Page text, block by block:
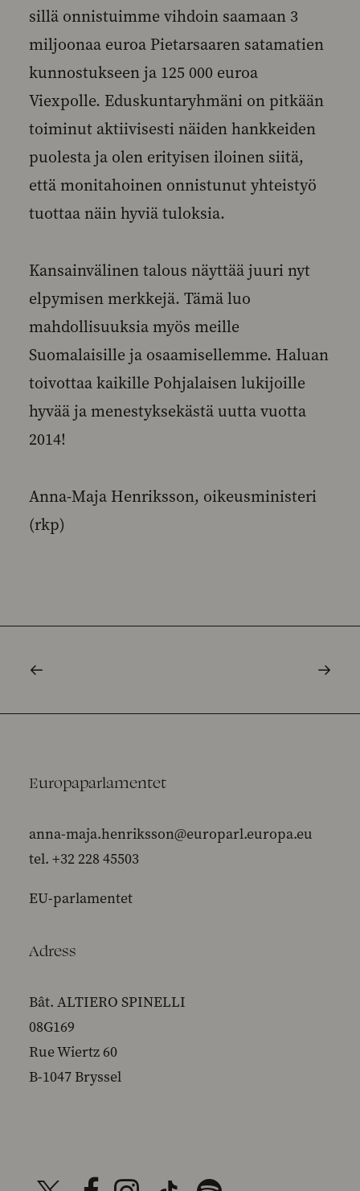
sillä onnistuimme vihdoin saamaan 3
miljoonaa euroa Pietarsaaren satamatien
kunnostukseen ja 125 000 euroa
Viexpolle. Eduskuntaryhmäni on pitkään
toiminut aktiivisesti näiden hankkeiden
puolesta ja olen erityisen iloinen siitä,
että monitahoinen onnistunut yhteistyö
tuottaa näin hyviä tuloksia.
Kansainvälinen talous näyttää juuri nyt
elpymisen merkkejä. Tämä luo
mahdollisuuksia myös meille
Suomalaisille ja osaamisellemme. Haluan
toivottaa kaikille Pohjalaisen lukijoille
hyvää ja menestyksekästä uutta vuotta
2014!
Anna-Maja Henriksson, oikeusministeri
(rkp)
Europaparlamentet
anna-maja.henriksson@europarl.europa.eu
tel. +32 228 45503
EU-parlamentet
Adress
Bât. ALTIERO SPINELLI
08G169
Rue Wiertz 60
B-1047 Bryssel